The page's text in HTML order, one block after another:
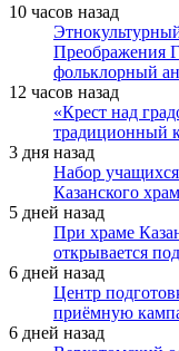
10 часов назад
Преображения
фольклорный
12 часов назад
«Крест над
традиционный
3 дня назад
Набор
Казанского
5 дней назад
При храме
открывается
6 дней назад
Центр
приёмную
6 дней назад